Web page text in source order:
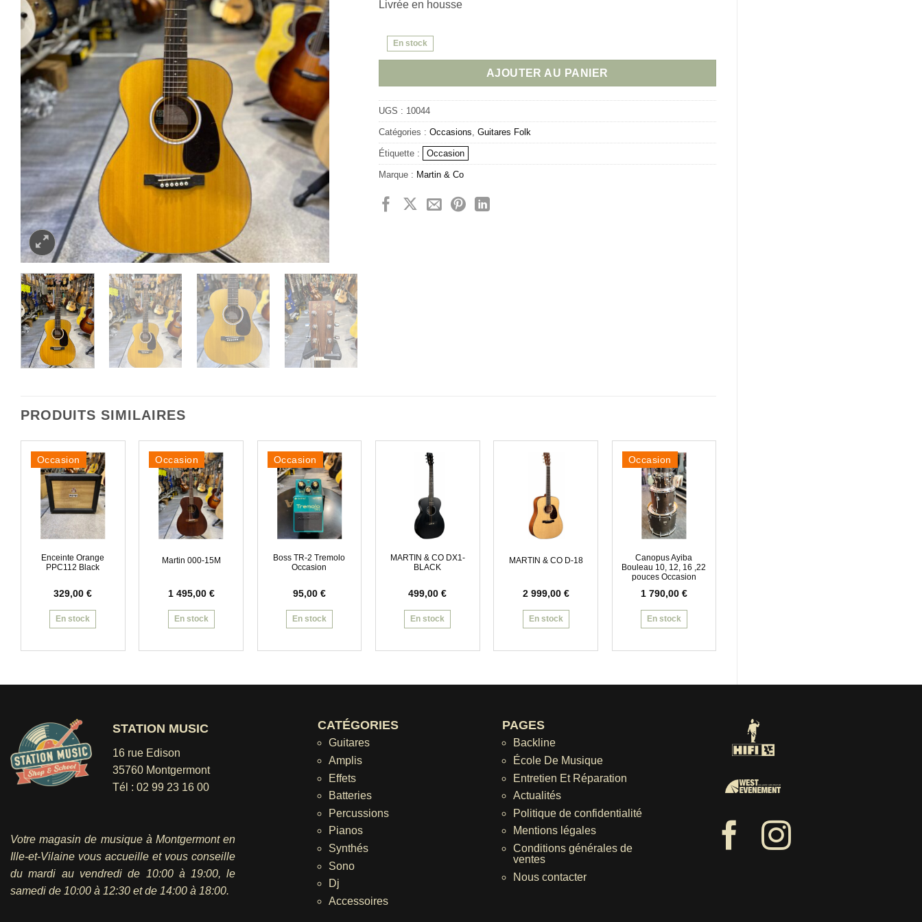
Livrée en housse
En stock
AJOUTER AU PANIER
UGS : 10044
Catégories :Occasions,Guitares Folk
Étiquette : Occasion
Marque : Martin & Co
PRODUITS SIMILAIRES
Occasion
Enceinte Orange
PPC112 Black
329,00€
En stock
Occasion
Martin 000-15M
1 495,00 €
En stock
Occasion
Boss TR-2 Tremolo
Occasion
95,00 €
En stock
MARTIN & CO DX1-
BLACK
499,00€
En stock
MARTIN & CO D-18
2 999,00 €
En stock
Occasion
Canopus Ayiba
Bouleau 10, 12, 16 ,22
pouces Occasion
1 790,00 €
En stock
STATION MUSIC
16 rue Edison
35760 Montgermont
Tél : 02 99 23 16 00
Votre magasin de musique à Montgermont en
Ille-et-Vilaine vous accueille et vous conseille
du mardi au vendredi de 10:00 à 19:00, le
samedi de 10:00 à 12:30 et de 14:00 à 18:00.
CATÉGORIES
Guitares
Amplis
Effets
Batteries
Percussions
Pianos
Synthés
Sono
Dj
Accessoires
PAGES
Backline
École De Musique
Entretien Et Réparation
Actualités
Politique de confidentialité
Mentions légales
Conditions générales de
ventes
Nous contacter